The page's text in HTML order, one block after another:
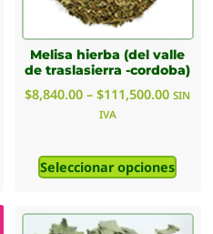
Melisa hierba (del valle
de traslasierra -cordoba)
$8,840.00 – $111,500.00 SIN
IVA
Seleccionar opciones